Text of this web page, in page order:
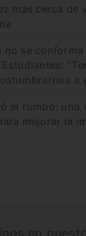
más cerca de
no se
a
el rumbo: una
mejorar la